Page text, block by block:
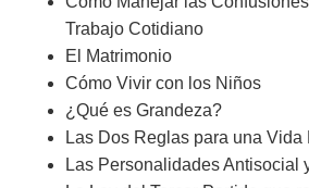
Trabajo Cotidiano
El Matrimonio
Cómo Vivir con los Niños
¿Qué es Grandeza?
Las Dos Reglas para una Vida
Las Personalidades Antisocial